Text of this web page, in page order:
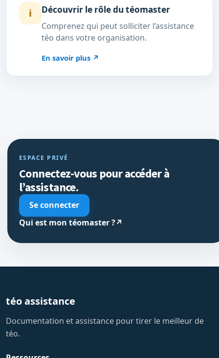
i Découvrir le rôle du téomaster
Comprenez qui peut solliciter l’assistance
téo dans votre organisation.
En savoir plus ↗
ESPACE PRIVÉ
Connectez-vous pour accéder à
l’assistance.
Se connecter
Qui est mon téomaster ?↗
téo assistance
Documentation et assistance pour tirer le meilleur de
téo.